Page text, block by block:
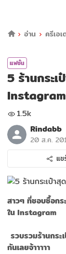
อ่าน
ครีเอ
แฟชั่น
5 ร้านกระ
Instagram
1.5k
Rindabb
20 ส.ค.
แช
สาวๆ ที่ชอบซื้อกร
ใน Instagram
รวบรวมร้านกระ
กันเลยจ้าาาาา